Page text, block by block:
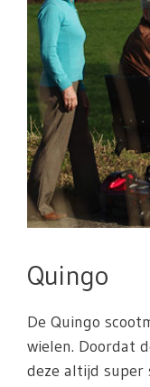
Quingo
De Quingo
wielen. Doordat
deze altijd super